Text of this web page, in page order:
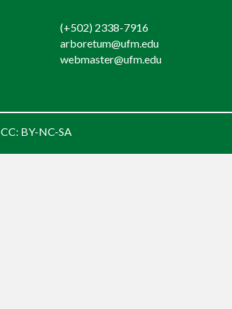
(+502) 2338-7916
arboretum@ufm.edu
webmaster@ufm.edu
CC: BY-NC-SA